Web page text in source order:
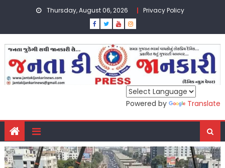
Thursday, August 06, 2026 Privacy Policy
Powered by Translate